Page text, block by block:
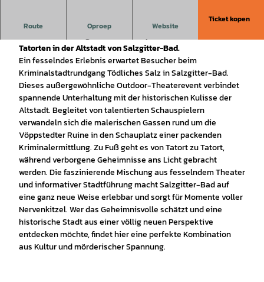
Route Oproep Website
Ticket kopen
Spannung pur beim Outdoor-Theaterevent: Bei einer
Tatorten in der Altstadt von Salzgitter-Bad.
Ein fesselndes Erlebnis erwartet Besucher beim
Kriminalstadtrundgang Tödliches Salz in Salzgitter-Bad.
Dieses außergewöhnliche Outdoor-Theaterevent verbindet
spannende Unterhaltung mit der historischen Kulisse der
Altstadt. Begleitet von talentierten Schauspielern
verwandeln sich die malerischen Gassen rund um die
Vöppstedter Ruine in den Schauplatz einer packenden
Kriminalermittlung. Zu Fuß geht es von Tatort zu Tatort,
während verborgene Geheimnisse ans Licht gebracht
werden. Die faszinierende Mischung aus fesselndem Theater
und informativer Stadtführung macht Salzgitter-Bad auf
eine ganz neue Weise erlebbar und sorgt für Momente voller
Nervenkitzel. Wer das Geheimnisvolle schätzt und eine
historische Stadt aus einer völlig neuen Perspektive
entdecken möchte, findet hier eine perfekte Kombination
aus Kultur und mörderischer Spannung.